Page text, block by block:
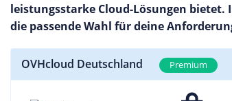
leistungsstarke Cloud-Lösungen
die passende Wahl für deine
OVHcloud Deutschland Premium